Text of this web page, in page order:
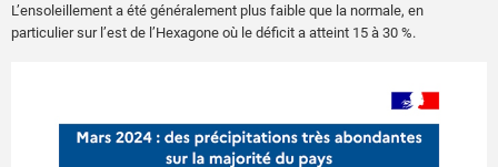
L’ensoleillement a été généralement plus faible que la normale, en
particulier sur l’est de l’Hexagone où le déficit a atteint 15 à 30 %.